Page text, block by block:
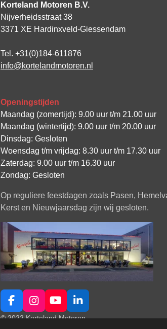
Korteland Motoren B.V.
Nijverheidsstraat 38
3371 XE Hardinxveld-Giessendam
Tel. +31(0)184-611876
info@kortelandmotoren.nl
Openingstijden
Maandag (zomertijd): 9.00 uur t/m 21.00 uur
Maandag (wintertijd): 9.00 uur t/m 20.00 uur
Dinsdag: Gesloten
Woensdag t/m vrijdag: 8.30 uur t/m 17.30 uur
Zaterdag: 9.00 uur t/m 16.30 uur
Zondag: Gesloten
Op reguliere feestdagen zoals Pasen,
Kerst en Nieuwjaarsdag zijn wij gesloten.
F
a
I
n
Y
o
L
i
© 2022 Korteland Motoren